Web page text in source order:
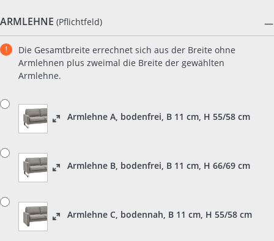
ARMLEHNE (Pflichtfeld)
Die Gesamtbreite errechnet sich aus der Breite ohne
Armlehnen plus zweimal die Breite der gewählten
Armlehne.
Armlehne A, bodenfrei, B 11 cm, H 55/58 cm
Armlehne B, bodenfrei, B 11 cm, H 66/69 cm
Armlehne C, bodennah, B 11 cm, H 55/58 cm